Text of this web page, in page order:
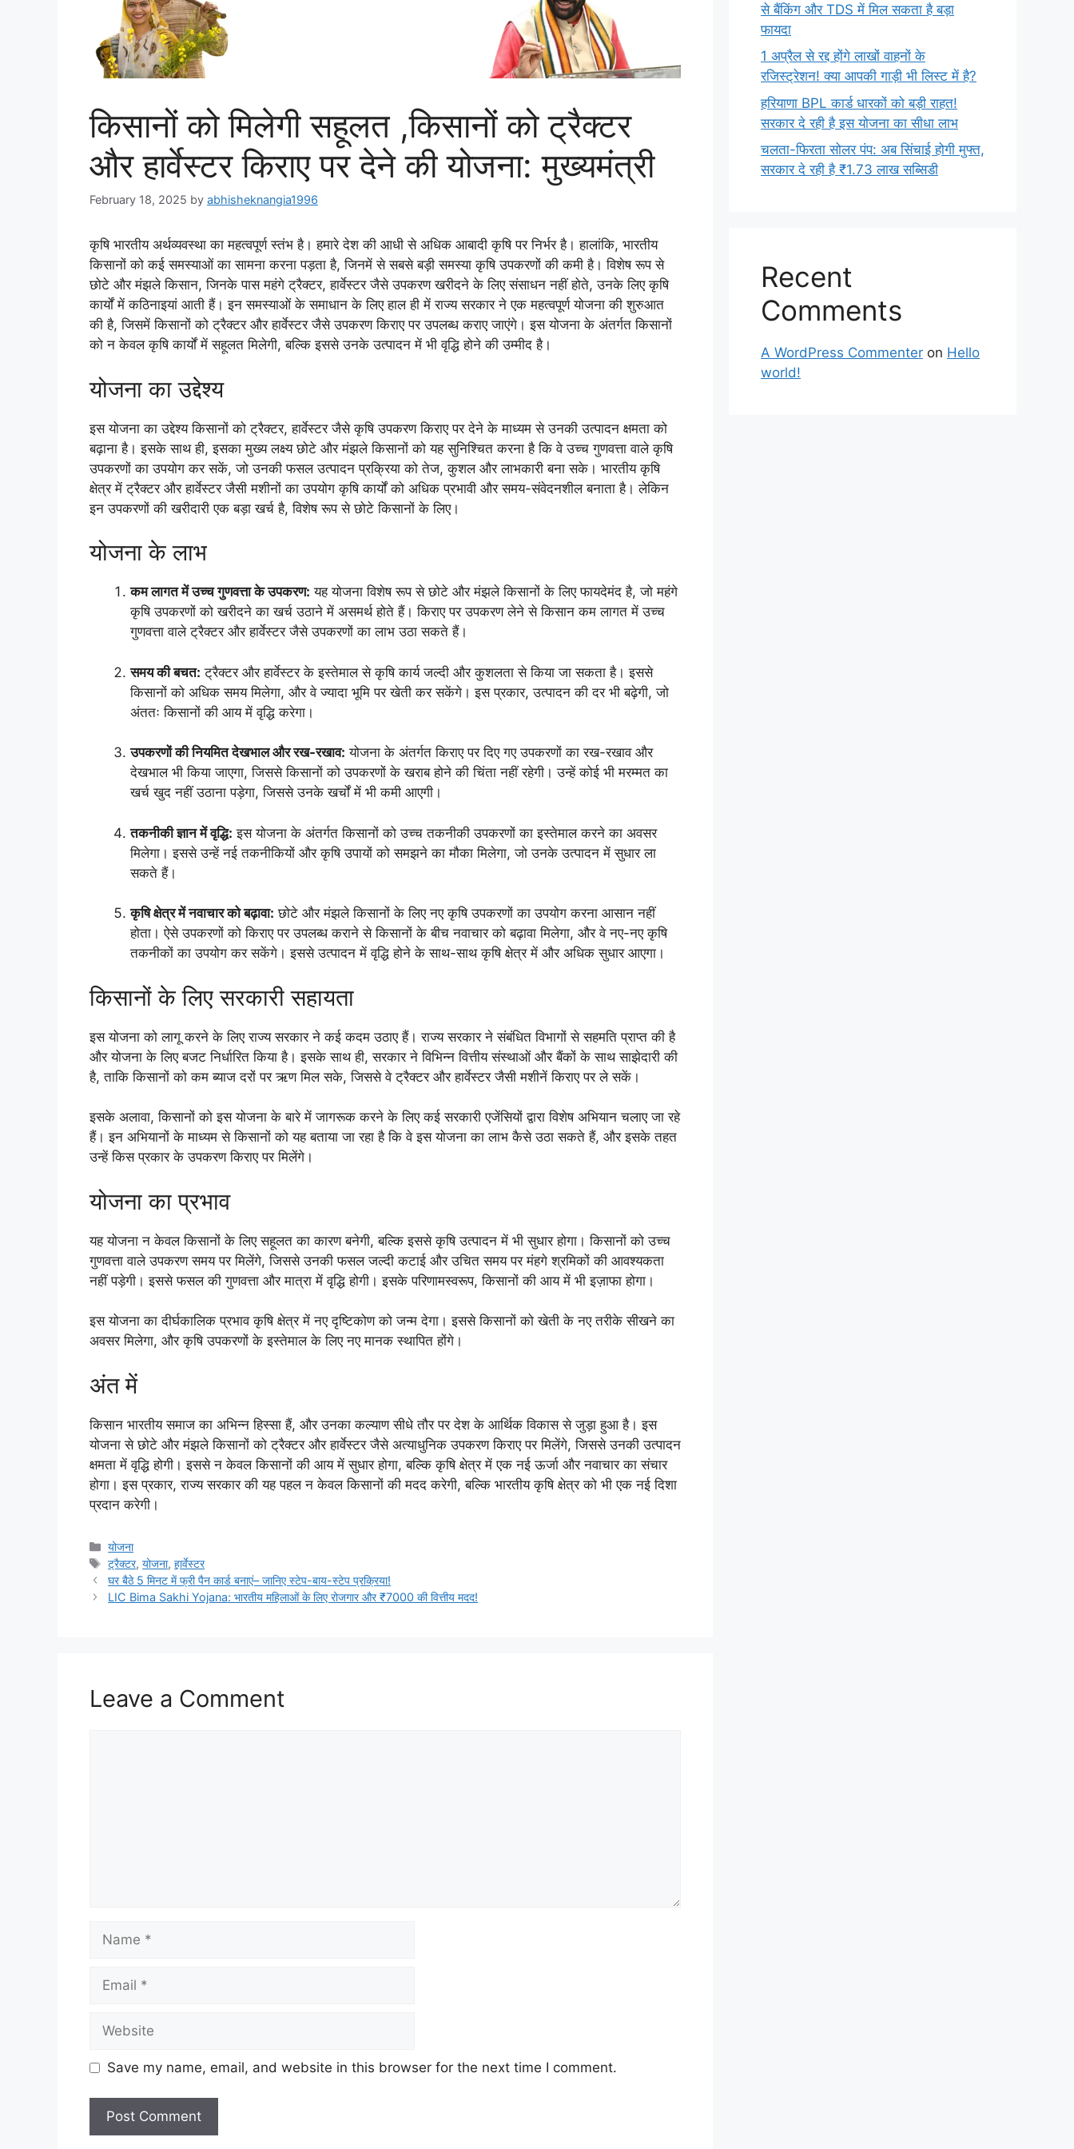
किसानों को मिलेगी सहूलत ,किसानों को ट्रैक्टर
और हार्वेस्टर किराए पर देने की योजना: मुख्यमंत्री
February 18, 2025 by abhisheknangia1996
कृषि भारतीय अर्थव्यवस्था का महत्वपूर्ण स्तंभ है। हमारे देश की आधी से अधिक आबादी कृषि पर निर्भर है। हालांकि, भारतीय
किसानों को कई समस्याओं का सामना करना पड़ता है, जिनमें से सबसे बड़ी समस्या कृषि उपकरणों की कमी है। विशेष रूप से
छोटे और मंझले किसान, जिनके पास महंगे ट्रैक्टर, हार्वेस्टर जैसे उपकरण खरीदने के लिए संसाधन नहीं होते, उनके लिए कृषि
कार्यों में कठिनाइयां आती हैं। इन समस्याओं के समाधान के लिए हाल ही में राज्य सरकार ने एक महत्वपूर्ण योजना की शुरुआत
की है, जिसमें किसानों को ट्रैक्टर और हार्वेस्टर जैसे उपकरण किराए पर उपलब्ध कराए जाएंगे। इस योजना के अंतर्गत किसानों
को न केवल कृषि कार्यों में सहूलत मिलेगी, बल्कि इससे उनके उत्पादन में भी वृद्धि होने की उम्मीद है।
योजना का उद्देश्य
इस योजना का उद्देश्य किसानों को ट्रैक्टर, हार्वेस्टर जैसे कृषि उपकरण किराए पर देने के माध्यम से उनकी उत्पादन क्षमता को
बढ़ाना है। इसके साथ ही, इसका मुख्य लक्ष्य छोटे और मंझले किसानों को यह सुनिश्चित करना है कि वे उच्च गुणवत्ता वाले कृषि
उपकरणों का उपयोग कर सकें, जो उनकी फसल उत्पादन प्रक्रिया को तेज, कुशल और लाभकारी बना सके। भारतीय कृषि
क्षेत्र में ट्रैक्टर और हार्वेस्टर जैसी मशीनों का उपयोग कृषि कार्यों को अधिक प्रभावी और समय-संवेदनशील बनाता है। लेकिन
इन उपकरणों की खरीदारी एक बड़ा खर्च है, विशेष रूप से छोटे किसानों के लिए।
योजना के लाभ
कम लागत में उच्च गुणवत्ता के उपकरण: यह योजना विशेष रूप से छोटे और मंझले किसानों के लिए फायदेमंद है, जो महंगे
कृषि उपकरणों को खरीदने का खर्च उठाने में असमर्थ होते हैं। किराए पर उपकरण लेने से किसान कम लागत में उच्च
गुणवत्ता वाले ट्रैक्टर और हार्वेस्टर जैसे उपकरणों का लाभ उठा सकते हैं।
समय की बचत: ट्रैक्टर और हार्वेस्टर के इस्तेमाल से कृषि कार्य जल्दी और कुशलता से किया जा सकता है। इससे
किसानों को अधिक समय मिलेगा, और वे ज्यादा भूमि पर खेती कर सकेंगे। इस प्रकार, उत्पादन की दर भी बढ़ेगी, जो
अंततः किसानों की आय में वृद्धि करेगा।
उपकरणों की नियमित देखभाल और रख-रखाव: योजना के अंतर्गत किराए पर दिए गए उपकरणों का रख-रखाव और
देखभाल भी किया जाएगा, जिससे किसानों को उपकरणों के खराब होने की चिंता नहीं रहेगी। उन्हें कोई भी मरम्मत का
खर्च खुद नहीं उठाना पड़ेगा, जिससे उनके खर्चों में भी कमी आएगी।
तकनीकी ज्ञान में वृद्धि: इस योजना के अंतर्गत किसानों को उच्च तकनीकी उपकरणों का इस्तेमाल करने का अवसर
मिलेगा। इससे उन्हें नई तकनीकियों और कृषि उपायों को समझने का मौका मिलेगा, जो उनके उत्पादन में सुधार ला
सकते हैं।
कृषि क्षेत्र में नवाचार को बढ़ावा: छोटे और मंझले किसानों के लिए नए कृषि उपकरणों का उपयोग करना आसान नहीं
होता। ऐसे उपकरणों को किराए पर उपलब्ध कराने से किसानों के बीच नवाचार को बढ़ावा मिलेगा, और वे नए-नए कृषि
तकनीकों का उपयोग कर सकेंगे। इससे उत्पादन में वृद्धि होने के साथ-साथ कृषि क्षेत्र में और अधिक सुधार आएगा।
किसानों के लिए सरकारी सहायता
इस योजना को लागू करने के लिए राज्य सरकार ने कई कदम उठाए हैं। राज्य सरकार ने संबंधित विभागों से सहमति प्राप्त की है
और योजना के लिए बजट निर्धारित किया है। इसके साथ ही, सरकार ने विभिन्न वित्तीय संस्थाओं और बैंकों के साथ साझेदारी की
है, ताकि किसानों को कम ब्याज दरों पर ऋण मिल सके, जिससे वे ट्रैक्टर और हार्वेस्टर जैसी मशीनें किराए पर ले सकें।
इसके अलावा, किसानों को इस योजना के बारे में जागरूक करने के लिए कई सरकारी एजेंसियों द्वारा विशेष अभियान चलाए जा रहे
हैं। इन अभियानों के माध्यम से किसानों को यह बताया जा रहा है कि वे इस योजना का लाभ कैसे उठा सकते हैं, और इसके तहत
उन्हें किस प्रकार के उपकरण किराए पर मिलेंगे।
योजना का प्रभाव
यह योजना न केवल किसानों के लिए सहूलत का कारण बनेगी, बल्कि इससे कृषि उत्पादन में भी सुधार होगा। किसानों को उच्च
गुणवत्ता वाले उपकरण समय पर मिलेंगे, जिससे उनकी फसल जल्दी कटाई और उचित समय पर मंहगे श्रमिकों की आवश्यकता
नहीं पड़ेगी। इससे फसल की गुणवत्ता और मात्रा में वृद्धि होगी। इसके परिणामस्वरूप, किसानों की आय में भी इज़ाफा होगा।
इस योजना का दीर्घकालिक प्रभाव कृषि क्षेत्र में नए दृष्टिकोण को जन्म देगा। इससे किसानों को खेती के नए तरीके सीखने का
अवसर मिलेगा, और कृषि उपकरणों के इस्तेमाल के लिए नए मानक स्थापित होंगे।
अंत में
किसान भारतीय समाज का अभिन्न हिस्सा हैं, और उनका कल्याण सीधे तौर पर देश के आर्थिक विकास से जुड़ा हुआ है। इस
योजना से छोटे और मंझले किसानों को ट्रैक्टर और हार्वेस्टर जैसे अत्याधुनिक उपकरण किराए पर मिलेंगे, जिससे उनकी उत्पादन
क्षमता में वृद्धि होगी। इससे न केवल किसानों की आय में सुधार होगा, बल्कि कृषि क्षेत्र में एक नई ऊर्जा और नवाचार का संचार
होगा। इस प्रकार, राज्य सरकार की यह पहल न केवल किसानों की मदद करेगी, बल्कि भारतीय कृषि क्षेत्र को भी एक नई दिशा
प्रदान करेगी।
Categories
योजना
Tags
ट्रैक्टर,योजना,हार्वेस्टर
घर बैठे 5 मिनट में फ्री पैन कार्ड बनाएं– जानिए स्टेप-बाय-स्टेप प्रक्रिया!
LIC Bima Sakhi Yojana: भारतीय महिलाओं के लिए रोजगार और ₹7000 की वित्तीय मदद!
Leave a Comment
Save my name, email, and website in this browser for the next time I comment.
से बैंकिंग और TDS में मिल सकता है बड़ा
फायदा
1 अप्रैल से रद्द होंगे लाखों वाहनों के
रजिस्ट्रेशन! क्या आपकी गाड़ी भी लिस्ट में है?
हरियाणा BPL कार्ड धारकों को बड़ी राहत!
सरकार दे रही है इस योजना का सीधा लाभ
चलता-फिरता सोलर पंप: अब सिंचाई होगी मुफ्त,
सरकार दे रही है ₹1.73 लाख सब्सिडी
Recent
Comments
A WordPress Commenter on Hello
world!